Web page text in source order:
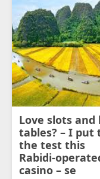
Love slots and
tables? – I put
the test this
Rabidi-
casino – se